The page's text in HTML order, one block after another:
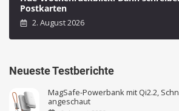
Postkarten
2. August 2026
Neueste Testberichte
MagSafe-Powerbank mit Qi2.2,
angeschaut